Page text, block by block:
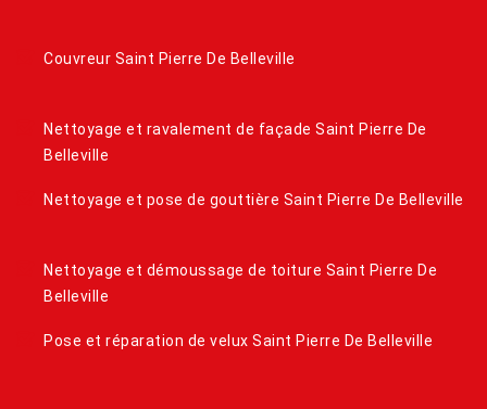
Couvreur Saint Pierre De Belleville
Nettoyage et ravalement de façade Saint Pierre De
Belleville
Nettoyage et pose de gouttière Saint Pierre De Belleville
Nettoyage et démoussage de toiture Saint Pierre De
Belleville
Pose et réparation de velux Saint Pierre De Belleville